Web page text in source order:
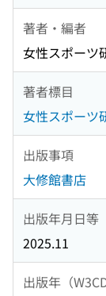
著者・編者
女性スポーツ
著者標目
女性スポーツ
出版事項
大修館書店
出版年月日等
2025.11
出版年（